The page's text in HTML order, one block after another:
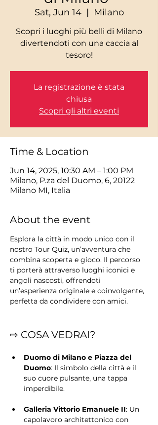
Sat, Jun 14
  |
Milano
Scopri i luoghi più belli di Milano
divertendoti con una caccia al
tesoro!
La registrazione è stata
chiusa
Scopri gli altri eventi
Time & Location
Jun 14, 2025, 10:30 AM – 1:00 PM
Milano, P.za del Duomo, 6, 20122
Milano MI, Italia
About the event
Esplora la città in modo unico con il
nostro Tour Quiz, un’avventura che
combina scoperta e gioco. Il percorso
ti porterà attraverso luoghi iconici e
angoli nascosti, offrendoti
un’esperienza originale e coinvolgente,
perfetta da condividere con amici.
⇨ COSA VEDRAI?
Duomo di Milano e Piazza del
Duomo: Il simbolo della città e il
suo cuore pulsante, una tappa
imperdibile.
Galleria Vittorio Emanuele II: Un
capolavoro architettonico con